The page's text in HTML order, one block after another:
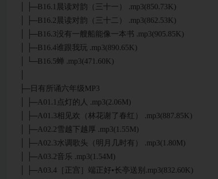
│ ├─B16.1晨读对韵（三十一） .mp3(850.73K)
│ ├─B16.2晨读对韵（三十二） .mp3(862.53K)
│ ├─B16.3没有一艘船能像一本书 .mp3(905.85K)
│ ├─B16.4谁跟我玩 .mp3(890.65K)
│ └─B16.5蝉 .mp3(471.60K)
├─日有所诵六年级MP3
│ ├─A01.1点灯的人 .mp3(2.06M)
│ ├─A01.3相见欢（林花谢了春红） .mp3(887.85K)
│ ├─A02.2雪越下越厚 .mp3(1.55M)
│ ├─A02.3水调歌头（明月几时有） .mp3(1.80M)
│ ├─A03.2音乐 .mp3(1.54M)
│ ├─A03.4［正宫］端正好•长亭送别.mp3(832.60K)